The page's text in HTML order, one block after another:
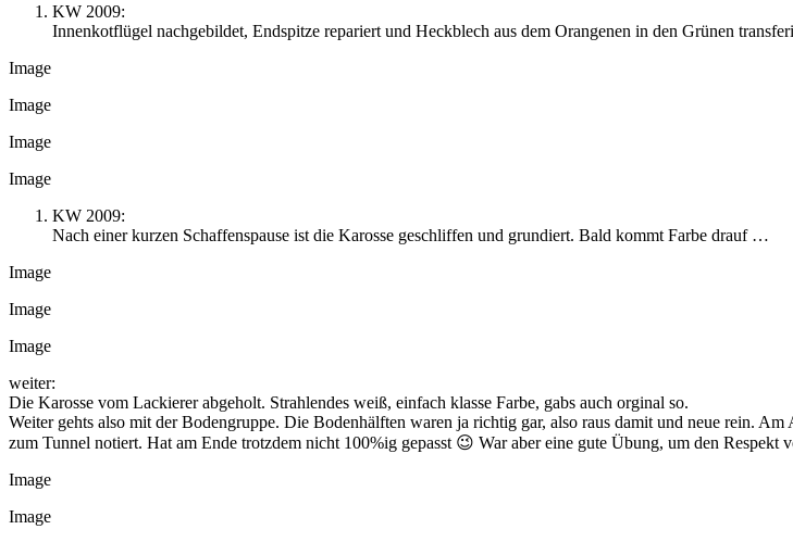
KW 2009:
Innenkotflügel nachgebildet, Endspitze repariert und Heckblech aus dem Orangenen in den Grünen
Image
Image
Image
Image
KW 2009:
Nach einer kurzen Schaffenspause ist die Karosse geschliffen und grundiert. Bald kommt Farbe drauf …
Image
Image
Image
weiter:
Die Karosse vom Lackierer abgeholt. Strahlendes weiß, einfach klasse Farbe, gabs auch orginal so.
Weiter gehts also mit der Bodengruppe. Die Bodenhälften waren ja richtig gar, also raus damit und neue rein.
zum Tunnel notiert. Hat am Ende trotzdem nicht 100%ig gepasst 😉 War aber eine gute Übung, um den
Image
Image